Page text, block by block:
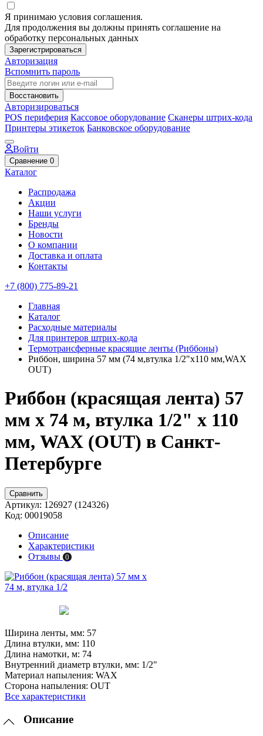
Я принимаю условия соглашения.
Для продолжения вы должны принять соглашение на
обработку персональных данных
Зарегистрироваться
Авторизация
Вспомнить пароль
Восстановить
Авторизироваться
POS периферия Кассовое оборудование Сканеры штрих-кода
Принтеры этикеток Банковское оборудование
Войти
Сравнение 0
Каталог
Распродажа
Акции
Наши услуги
Бренды
Новости
О компании
Доставка и оплата
Контакты
+7 (800) 775-89-21
Главная
Каталог
Расходные материалы
Для принтеров штрих-кода
Термотрансферные красящие ленты (Риббоны)
Риббон, ширина 57 мм (74 м,втулка 1/2"x110 мм,WAX
OUT)
Риббон (красящая лента) 57
мм х 74 м, втулка 1/2" x 110
мм, WAX (OUT) в Санкт-
Петербурге
Сравнить
Артикул: 126927 (124326)
Код: 00019058
Описание
Характеристики
Отзывы 0
Ширина ленты, мм: 57
Длина втулки, мм: 110
Длина намотки, м: 74
Внутренний диаметр втулки, мм: 1/2"
Материал напыления: WAX
Сторона напыления: OUT
Все характеристики
Описание